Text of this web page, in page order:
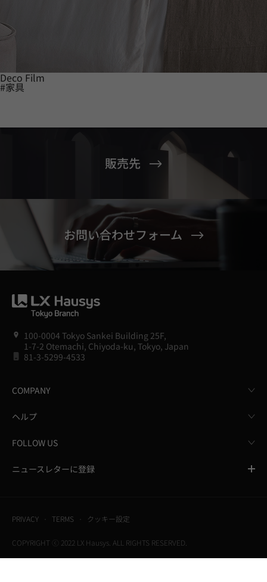
Deco Film
#家具
販売先
お問い合わせフォーム
100-0004 Tokyo Sankei Building 25F,
1-7-2 Otemachi, Chiyoda-ku, Tokyo, Japan
81-3-5299-4533
COMPANY
ヘルプ
FOLLOW US
ニュースレターに登録
PRIVACY TERMS クッキー設定
COPYRIGHT ⓒ 2022 LX Hausys. ALL RIGHTS RESERVED.